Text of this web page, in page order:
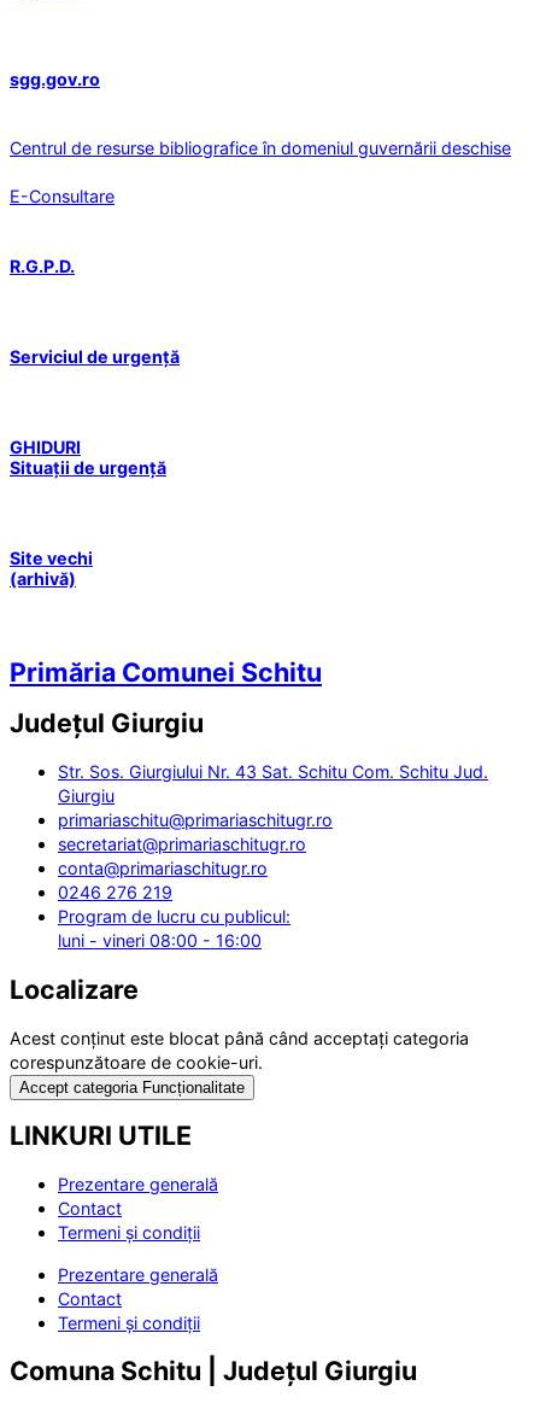
sgg.gov.ro
Centrul de resurse bibliografice în domeniul guvernării deschise
E-Consultare
R.G.P.D.
Serviciul de urgență
GHIDURI
Situații de urgență
Site vechi
(arhivă)
Primăria Comunei Schitu
Județul Giurgiu
Str. Sos. Giurgiului Nr. 43 Sat. Schitu Com. Schitu Jud.
Giurgiu
primariaschitu@primariaschitugr.ro
secretariat@primariaschitugr.ro
conta@primariaschitugr.ro
0246 276 219
Program de lucru cu publicul:
luni - vineri 08:00 - 16:00
Localizare
Acest conținut este blocat până când acceptați categoria
corespunzătoare de cookie-uri.
Accept categoria Funcționalitate
LINKURI UTILE
Prezentare generală
Contact
Termeni și condiții
Prezentare generală
Contact
Termeni și condiții
Comuna Schitu | Județul Giurgiu